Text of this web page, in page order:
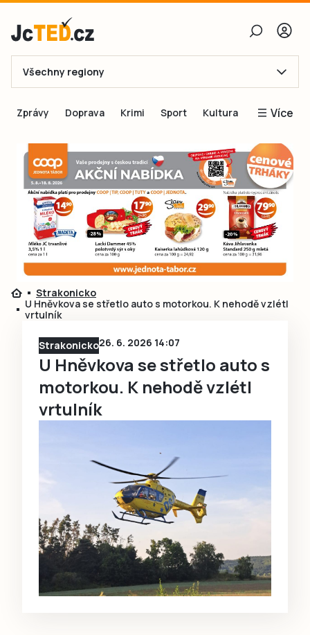
E-mail
Obnovit heslo
Přihlásit se
Přihlásit se přes Facebook
Ještě nemám účet, chci seRegistrovat
Všechny regiony
Zprávy Doprava Krimi Sport Kultura Více
Inspirace
Čtenáři píší
Speciální přílohy
Inzerce
Strakonicko
U Hněvkova se střetlo auto s motorkou. K nehodě vzlétl
vrtulník
Strakonicko26. 6. 2026 14:07
U Hněvkova se střetlo auto s
motorkou. K nehodě vzlétl
vrtulník